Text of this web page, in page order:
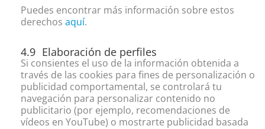
Puedes encontrar más información sobre estos
derechos aquí.
Elaboración de perfiles
Si consientes el uso de la información obtenida a
través de las cookies para fines de personalización o
publicidad comportamental, se controlará tu
navegación para personalizar contenido no
publicitario (por ejemplo, recomendaciones de
vídeos en YouTube) o mostrarte publicidad basada